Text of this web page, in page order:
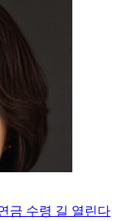
금 수령 길 열린다